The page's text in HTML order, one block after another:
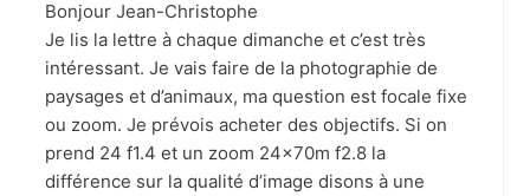
Bonjour Jean-Christophe
Je lis la lettre à chaque dimanche et c’est très
intéressant. Je vais faire de la photographie de
paysages et d’animaux, ma question est focale fixe
ou zoom. Je prévois acheter des objectifs. Si on
prend 24 f1.4 et un zoom 24x70m f2.8 la
différence sur la qualité d’image disons à une